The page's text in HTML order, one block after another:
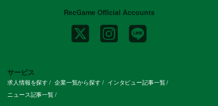
RecGame Official Accounts
サービス
求人情報を探す 企業一覧から探す
インタビュー記事一覧
ニュース記事一覧